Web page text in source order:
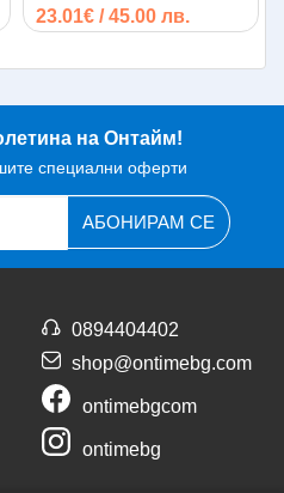
23.01€ / 45.00 лв.
на Онтайм!
специални оферти
АБОНИРАМ СЕ
0894404402
shop@ontimebg.com
ontimebgcom
ontimebg